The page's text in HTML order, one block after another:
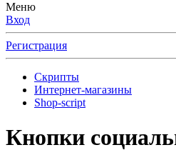
Меню
Вход
Регистрация
Скрипты
Интернет-магазины
Shop-script
Кнопки